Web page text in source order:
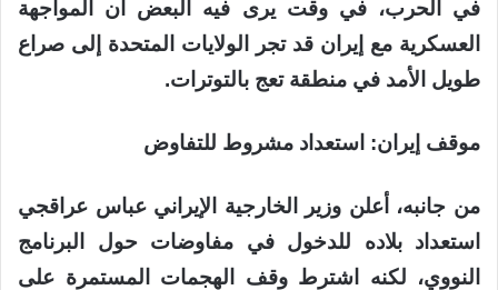
في الحرب، في وقت يرى فيه البعض أن المواجهة
العسكرية مع إيران قد تجر الولايات المتحدة إلى صراع
طويل الأمد في منطقة تعج بالتوترات.
موقف إيران: استعداد مشروط للتفاوض
من جانبه، أعلن وزير الخارجية الإيراني عباس عراقجي
استعداد بلاده للدخول في مفاوضات حول البرنامج
النووي، لكنه اشترط وقف الهجمات المستمرة على